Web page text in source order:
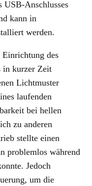
USB-Anschlusses
kann in
werden.
des
in kurzer Zeit
Lichtmuster
laufenden
bei hellen
zu anderen
stellte einen
problemlos während
Jedoch
um die